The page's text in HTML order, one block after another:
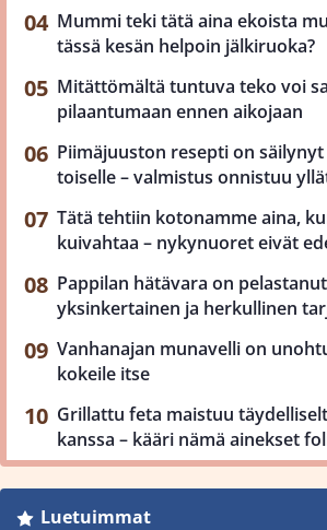
Mummi teki tätä aina ekoista
tässä kesän helpoin jälkiruoka?
Mitättömältä tuntuva teko voi
pilaantumaan ennen aikojaan
Piimäjuuston resepti on
toiselle – valmistus onnistuu
Tätä tehtiin kotonamme aina,
kuivahtaa – nykynuoret eivät
Pappilan hätävara on
yksinkertainen ja herkullinen
Vanhanajan munavelli on
kokeile itse
Grillattu feta maistuu
kanssa – kääri nämä ainekset
Luetuimmat